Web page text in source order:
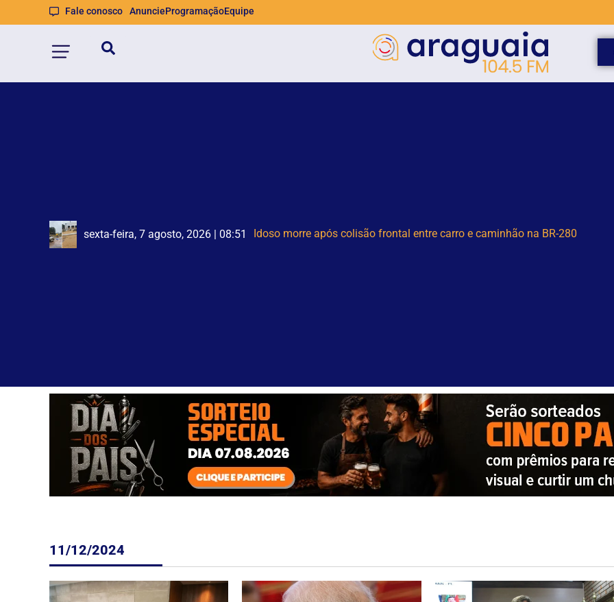
Fale conosco AnuncieProgramaçãoEquipe
sexta-feira, 7 agosto, 2026 | 08:48 Mulher te
Jovem de 18 anos perde controle de carro e cai em ribanceira em Blumenau
11/12/2024